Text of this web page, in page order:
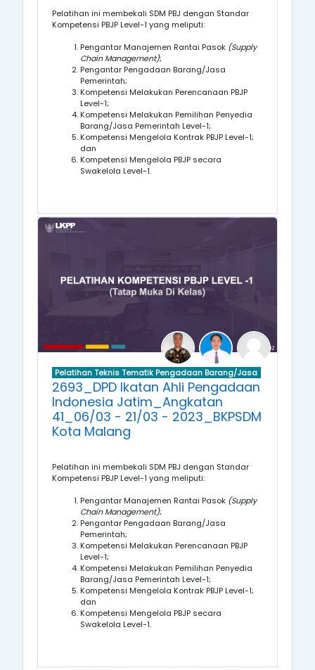
Pelatihan ini membekali SDM PBJ dengan Standar
Kompetensi PBJP Level-1 yang meliputi:
Pengantar Manajemen Rantai Pasok (Supply
Chain Management);
Pengantar Pengadaan Barang/Jasa
Pemerintah;
Kompetensi Melakukan Perencanaan PBJP
Level-1;
Kompetensi Melakukan Pemilihan Penyedia
Barang/Jasa Pemerintah Level-1;
Kompetensi Mengelola Kontrak PBJP Level-1;
dan
Kompetensi Mengelola PBJP secara
Swakelola Level-1.
Pelatihan Teknis Tematik Pengadaan Barang/Jasa
2693_DPD Ikatan Ahli Pengadaan
Indonesia Jatim_Angkatan
41_06/03 - 21/03 - 2023_BKPSDM
Kota Malang
Pelatihan ini membekali SDM PBJ dengan Standar
Kompetensi PBJP Level-1 yang meliputi:
Pengantar Manajemen Rantai Pasok (Supply
Chain Management);
Pengantar Pengadaan Barang/Jasa
Pemerintah;
Kompetensi Melakukan Perencanaan PBJP
Level-1;
Kompetensi Melakukan Pemilihan Penyedia
Barang/Jasa Pemerintah Level-1;
Kompetensi Mengelola Kontrak PBJP Level-1;
dan
Kompetensi Mengelola PBJP secara
Swakelola Level-1.